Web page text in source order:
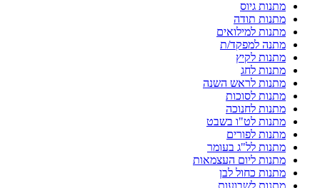
מתנות גיוס
מתנות תודה
מתנות למילואים
מתנה למפקד/ת
מתנות לקיץ
מתנות לחג
מתנות לראש השנה
מתנות לסוכות
מתנות לחנוכה
מתנות לט"ו בשבט
מתנות לפורים
מתנות לל"ג בעומר
מתנות ליום העצמאות
מתנות כחול לבן
מתנות לשבועות